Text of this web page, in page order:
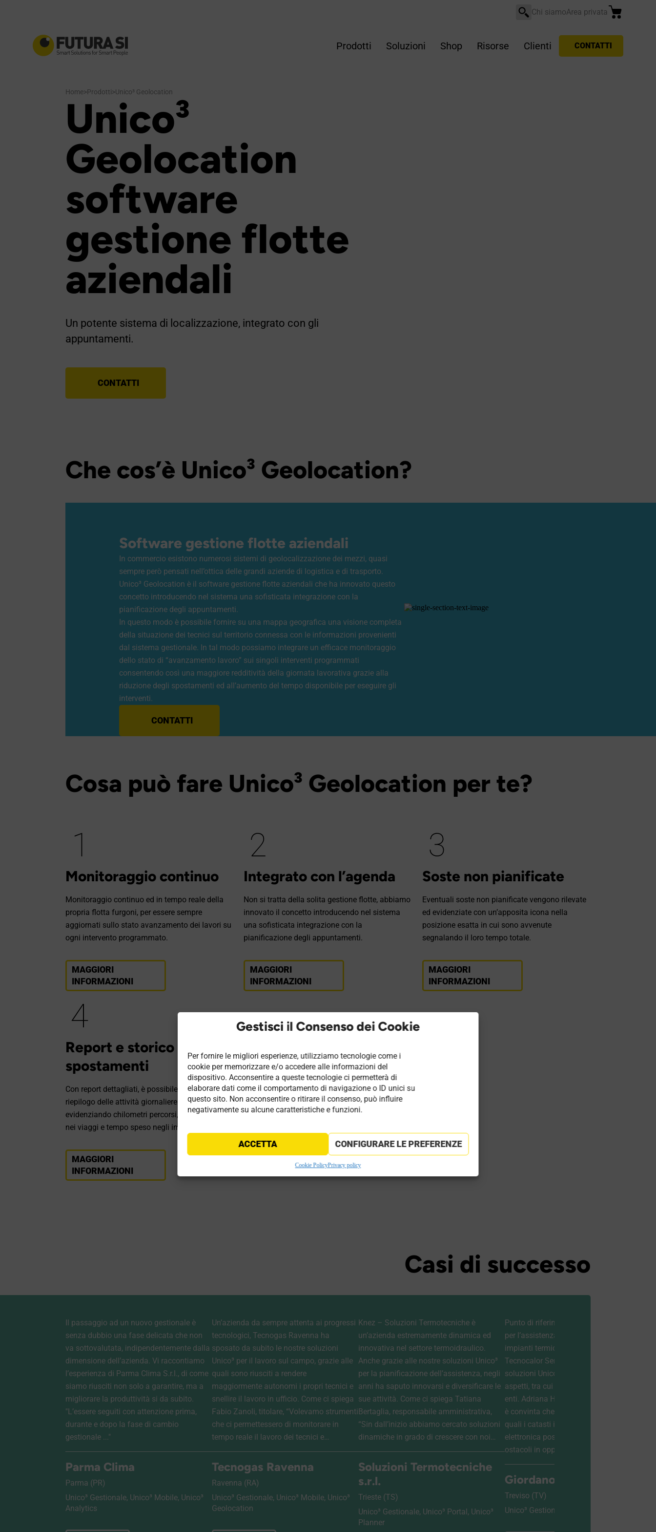
Gestisci il Consenso dei Cookie
Per fornire le migliori esperienze, utilizziamo tecnologie come i
cookie per memorizzare e/o accedere alle informazioni del
dispositivo. Acconsentire a queste tecnologie ci permetterà di
elaborare dati come il comportamento di navigazione o ID unici su
questo sito. Non acconsentire o ritirare il consenso, può influire
negativamente su alcune caratteristiche e funzioni.
ACCETTA CONFIGURARE LE PREFERENZE
Cookie PolicyPrivacy policy
Chi siamoArea privata
Prodotti Soluzioni Shop Risorse Clienti CONTATTI
Home>Prodotti>Unico³ Geolocation
Unico³
Geolocation
software
gestione flotte
aziendali
Un potente sistema di localizzazione, integrato con gli
appuntamenti.
CONTATTI
Che cos’è Unico³ Geolocation?
Software gestione flotte aziendali
In commercio esistono numerosi sistemi di geolocalizzazione dei mezzi, quasi
sempre però pensati nell’ottica delle grandi aziende di logistica e di trasporto.
Unico³ Geolocation è il software gestione flotte aziendali che ha innovato questo
concetto introducendo nel sistema una sofisticata integrazione con la
pianificazione degli appuntamenti.
In questo modo è possibile fornire su una mappa geografica una visione completa
della situazione dei tecnici sul territorio connessa con le informazioni provenienti
dal sistema gestionale. In tal modo possiamo integrare un efficace monitoraggio
dello stato di “avanzamento lavoro” sui singoli interventi programmati
consentendo così una maggiore redditività della giornata lavorativa grazie alla
riduzione degli spostamenti ed all’aumento del tempo disponibile per eseguire gli
interventi.
CONTATTI
Cosa può fare Unico³ Geolocation per te?
Monitoraggio continuo
Monitoraggio continuo ed in tempo reale della
propria flotta furgoni, per essere sempre
aggiornati sullo stato avanzamento dei lavori su
ogni intervento programmato.
MAGGIORI
INFORMAZIONI
Integrato con l’agenda
Non si tratta della solita gestione flotte, abbiamo
innovato il concetto introducendo nel sistema
una sofisticata integrazione con la
pianificazione degli appuntamenti.
MAGGIORI
INFORMAZIONI
Soste non pianificate
Eventuali soste non pianificate vengono rilevate
ed evidenziate con un’apposita icona nella
posizione esatta in cui sono avvenute
segnalando il loro tempo totale.
MAGGIORI
INFORMAZIONI
Report e storico
spostamenti
Con report dettagliati, è possibile ottenere un
riepilogo delle attività giornaliere in tempo reale
evidenziando chilometri percorsi, tempo speso
nei viaggi e tempo speso negli interventi.
MAGGIORI
INFORMAZIONI
Casi di successo
Il passaggio ad un nuovo gestionale è
senza dubbio una fase delicata che non
va sottovalutata, indipendentemente dalla
dimensione dell’azienda. Vi raccontiamo
l’esperienza di Parma Clima S.r.l., di come
siamo riusciti non solo a garantire, ma a
migliorare la produttività si da subito.
"L’essere seguiti con attenzione prima,
durante e dopo la fase di cambio
gestionale ..."
Parma Clima
Parma (PR)
Unico³ Gestionale, Unico³ Mobile, Unico³
Analytics
Un’azienda da sempre attenta ai progressi
tecnologici, Tecnogas Ravenna ha
sposato da subito le nostre soluzioni
Unico³ per il lavoro sul campo, grazie alle
quali sono riusciti a rendere
maggiormente autonomi i propri tecnici e
snellire il lavoro in ufficio. Come ci spiega
Fabio Zanoli, titolare, “Volevamo strumenti
che ci permettessero di monitorare in
tempo reale il lavoro dei tecnici e…
Tecnogas Ravenna
Ravenna (RA)
Unico³ Gestionale, Unico³ Mobile, Unico³
Geolocation
Knez – Soluzioni Termotecniche è
un’azienda estremamente dinamica ed
innovativa nel settore termoidraulico.
Anche grazie alle nostre soluzioni Unico³
per la pianificazione dell’assistenza, negli
anni ha saputo innovarsi e diversificare le
sue attività. Come ci spiega Tatiana
Bertaglia, responsabile amministrativa,
“Sin dall’inizio abbiamo cercato soluzioni
dinamiche in grado di crescere con noi…
Soluzioni Termotecniche
s.r.l.
Trieste (TS)
Unico³ Gestionale, Unico³ Portal, Unico³
Planner
Punto di riferimento a Treviso e provincia
per l’assistenza e manutenzione di
impianti termici, l’azienda Giordano
Tecnocalor Service utilizza le nostre
soluzioni Unico³ per gestire molteplici
aspetti, tra cui la comunicazione con gli
enti. Adriana Hajduk, titolare dell’azienda,
è convinta che “Gli obblighi normativi
quali i catasti impianti e la fatturazione
elettronica possono essere trasformati da
ostacoli in opportunità di crescita…
Giordano Tecnocalor S.r.l.
Treviso (TV)
Unico³ Gestionale